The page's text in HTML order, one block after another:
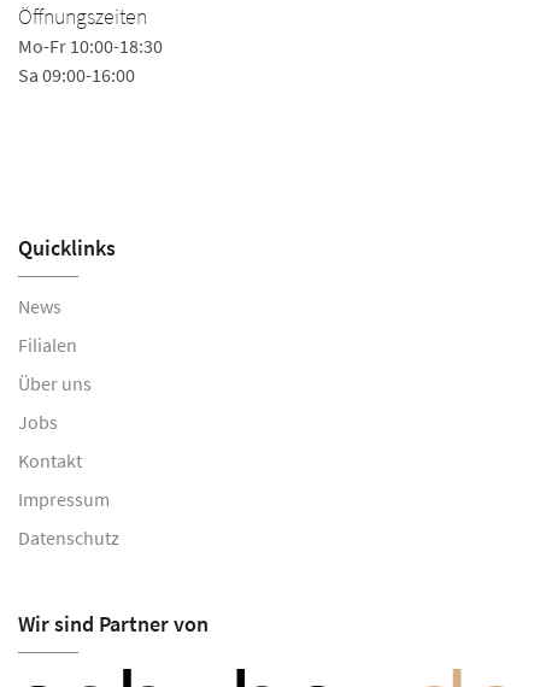
Öffnungszeiten
Mo-Fr 10:00-18:30
Sa 09:00-16:00
Quicklinks
News
Filialen
Über uns
Jobs
Kontakt
Impressum
Datenschutz
Wir sind Partner von